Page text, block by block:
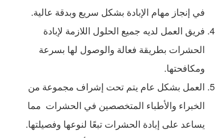
في إنجاز مهام الإبادة بشكل سريع وبدقة عالية.
فريق العمل لديه جميع الحلول اللازمة لإبادة
الحشرات بطريقة فعالة والوصول لها بسرعة
ومكافحتها.
العمل بشكل عام يتم تحت إشراف مجموعة من
الخبراء والأطباء المتخصصين في الحشرات مما
يساعد على إبادة الحشرات تبعًا لنوعها وفصيلتها.